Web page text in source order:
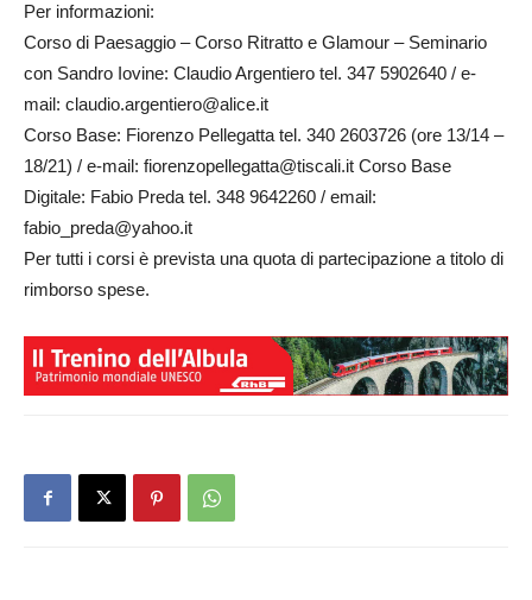
Per informazioni:
Corso di Paesaggio – Corso Ritratto e Glamour – Seminario
con Sandro Iovine: Claudio Argentiero tel. 347 5902640 / e-
mail: claudio.argentiero@alice.it
Corso Base: Fiorenzo Pellegatta tel. 340 2603726 (ore 13/14 –
18/21) / e-mail: fiorenzopellegatta@tiscali.it Corso Base
Digitale: Fabio Preda tel. 348 9642260 / email:
fabio_preda@yahoo.it
Per tutti i corsi è prevista una quota di partecipazione a titolo di
rimborso spese.